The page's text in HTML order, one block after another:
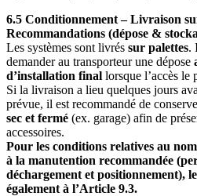
6.5 Conditionnement – Livraison
Recommandations (dépose &
Les systèmes sont livrés sur palettes.
demander au transporteur une dépose
d’installation final lorsque l’accès le
Si la livraison a lieu quelques jours
prévue, il est recommandé de
sec et fermé (ex. garage) afin de
accessoires.
Pour les conditions relatives au
à la manutention recommandée
déchargement et positionnement),
également à l’Article 9.3.